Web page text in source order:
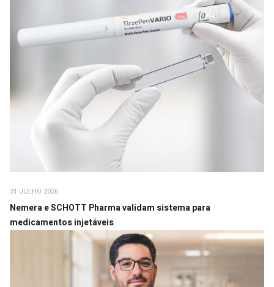
31 JULHO 2026
Nemera e SCHOTT Pharma validam sistema para
medicamentos injetáveis